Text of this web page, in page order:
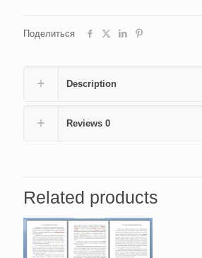
Поделиться
Description
Reviews 0
Related products